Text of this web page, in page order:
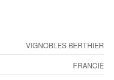
VIGNOBLES BERTHIER
FRANCIE